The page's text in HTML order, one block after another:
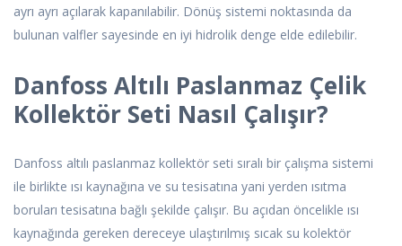
ayrı ayrı açılarak kapanılabilir. Dönüş sistemi noktasında da
bulunan valfler sayesinde en iyi hidrolik denge elde edilebilir.
Danfoss Altılı Paslanmaz Çelik
Kollektör Seti Nasıl Çalışır?
Danfoss altılı paslanmaz kollektör seti sıralı bir çalışma sistemi
ile birlikte ısı kaynağına ve su tesisatına yani yerden ısıtma
boruları tesisatına bağlı şekilde çalışır. Bu açıdan öncelikle ısı
kaynağında gereken dereceye ulaştırılmış sıcak su kolektör